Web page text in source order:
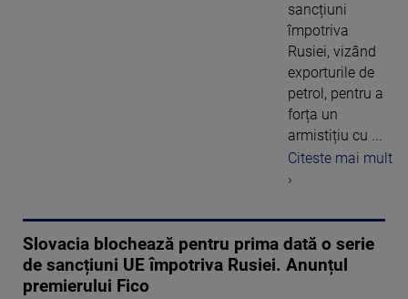
sancțiuni
împotriva
Rusiei, vizând
exporturile de
petrol, pentru a
forța un
armistițiu cu ...
Citeste mai mult
›
Slovacia blochează pentru prima dată o serie
de sancțiuni UE împotriva Rusiei. Anunțul
premierului Fico